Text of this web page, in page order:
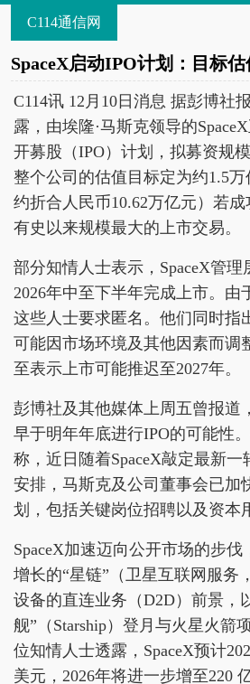
C114通信网
SpaceX启动IPO计划：目标
C114讯 12月10日消息 据彭博社
露，由埃隆·马斯克领导的
开募股（IPO）计划，拟募资规
整个公司的估值目标定为约1.5
约折合人民币10.62万亿元）若
有史以来规模最大的上市交易。
部分知情人士表示，SpaceX管
2026年中至下半年完成上市。由
这些人士要求匿名。他们同时指
可能因市场环境及其他因素而调
至表示上市可能推迟至2027年。
彭博社及其他媒体上周五曾报道
早于明年年底进行IPO的可能性
称，近日随着SpaceX敲定最新
安排，马斯克及公司董事会已加
划，包括关键岗位招聘以及资本
SpaceX加速迈向公开市场的步
增长的“星链”（卫星互联网服务
设备的直连业务（D2D）前景，
舰”（Starship）登月与火星火箭
位知情人士透露，SpaceX预计
美元，2026年将进一步增至220